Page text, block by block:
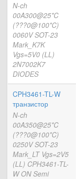
N-ch
00A300@25*C
(???0@100*C)
0060V SOT-23
Mark_K7K
Vgs=5V0 (LL)
2N7002K7
DIODES
CPH3461-TL-W
транзистор
N-ch
00A350@25*C
(???0@100*C)
0250V SOT-23
Mark_LT Vgs=2V5
(LL) CPH3461-TL-
W ON Semi